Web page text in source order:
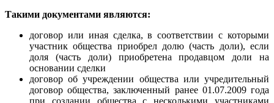
Такими документами являются:
договор или иная сделка, в соответствии с которыми
участник общества приобрел долю (часть доли), если
доля (часть доли) приобретена продавцом доли на
основании сделки
договор об учреждении общества или учредительный
договор общества, заключенный ранее 01.07.2009 года